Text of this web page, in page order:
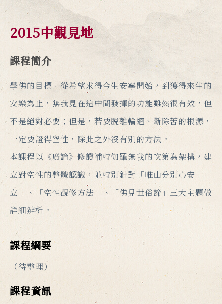
2015中觀見地
課程簡介
學佛的目標，從希望求得今生安寧開始，到獲得來生的
安樂為止，無我見在這中間發揮的功能雖然很有效，但
不是絕對必要；但是，若要脫離輪迴、斷除苦的根源，
一定要證得空性，除此之外沒有別的方法。
本課程以《廣論》修證補特伽羅無我的次第為架構，建
立對空性的整體認識，並特別針對「唯由分別心安
立」、「空性觀修方法」、「佛見世俗諦」三大主題做
詳細辨析。
課程綱要
（待整理）
課程資訊